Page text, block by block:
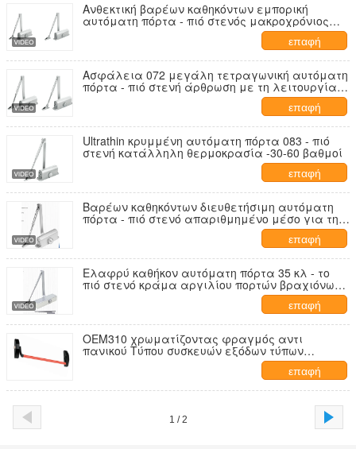
Ανθεκτική βαρέων καθηκόντων εμπορική
αυτόματη πόρτα - πιό στενός μακροχρόνιος
επαφή
Ασφάλεια 072 μεγάλη τετραγωνική αυτόματη
πόρτα - πιό στενή άρθρωση με τη λειτουργία
επαφή
Ultrathin κρυμμένη αυτόματη πόρτα 083 - πιό
στενή κατάλληλη θερμοκρασία -30-60 βαθμοί
επαφή
Βαρέων καθηκόντων διευθετήσιμη αυτόματη
πόρτα - πιό στενό απαριθμημένο μέσο για την
επαφή
Ελαφρύ καθήκον αυτόματη πόρτα 35 κλ - το
πιό στενό κράμα αργιλίου πορτών βραχιόνων
επαφή
OEM310 χρωματίζοντας φραγμός αντι
πανικού Τύπου συσκευών εξόδων τύπων
έκθεσης διαγώνιος για την πυρίμαχη θύρα
επαφή
1 / 2